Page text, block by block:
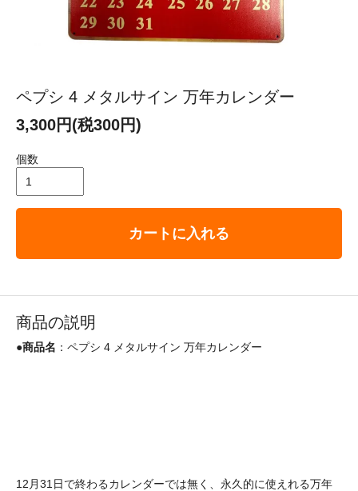
ペプシ 4 メタルサイン 万年カレンダー
3,300円(税300円)
個数
カートに入れる
商品の説明
●商品名 ：ペプシ 4 メタルサイン 万年カレンダー
12月31日で終わるカレンダーでは無く、永久的に使えれる万年